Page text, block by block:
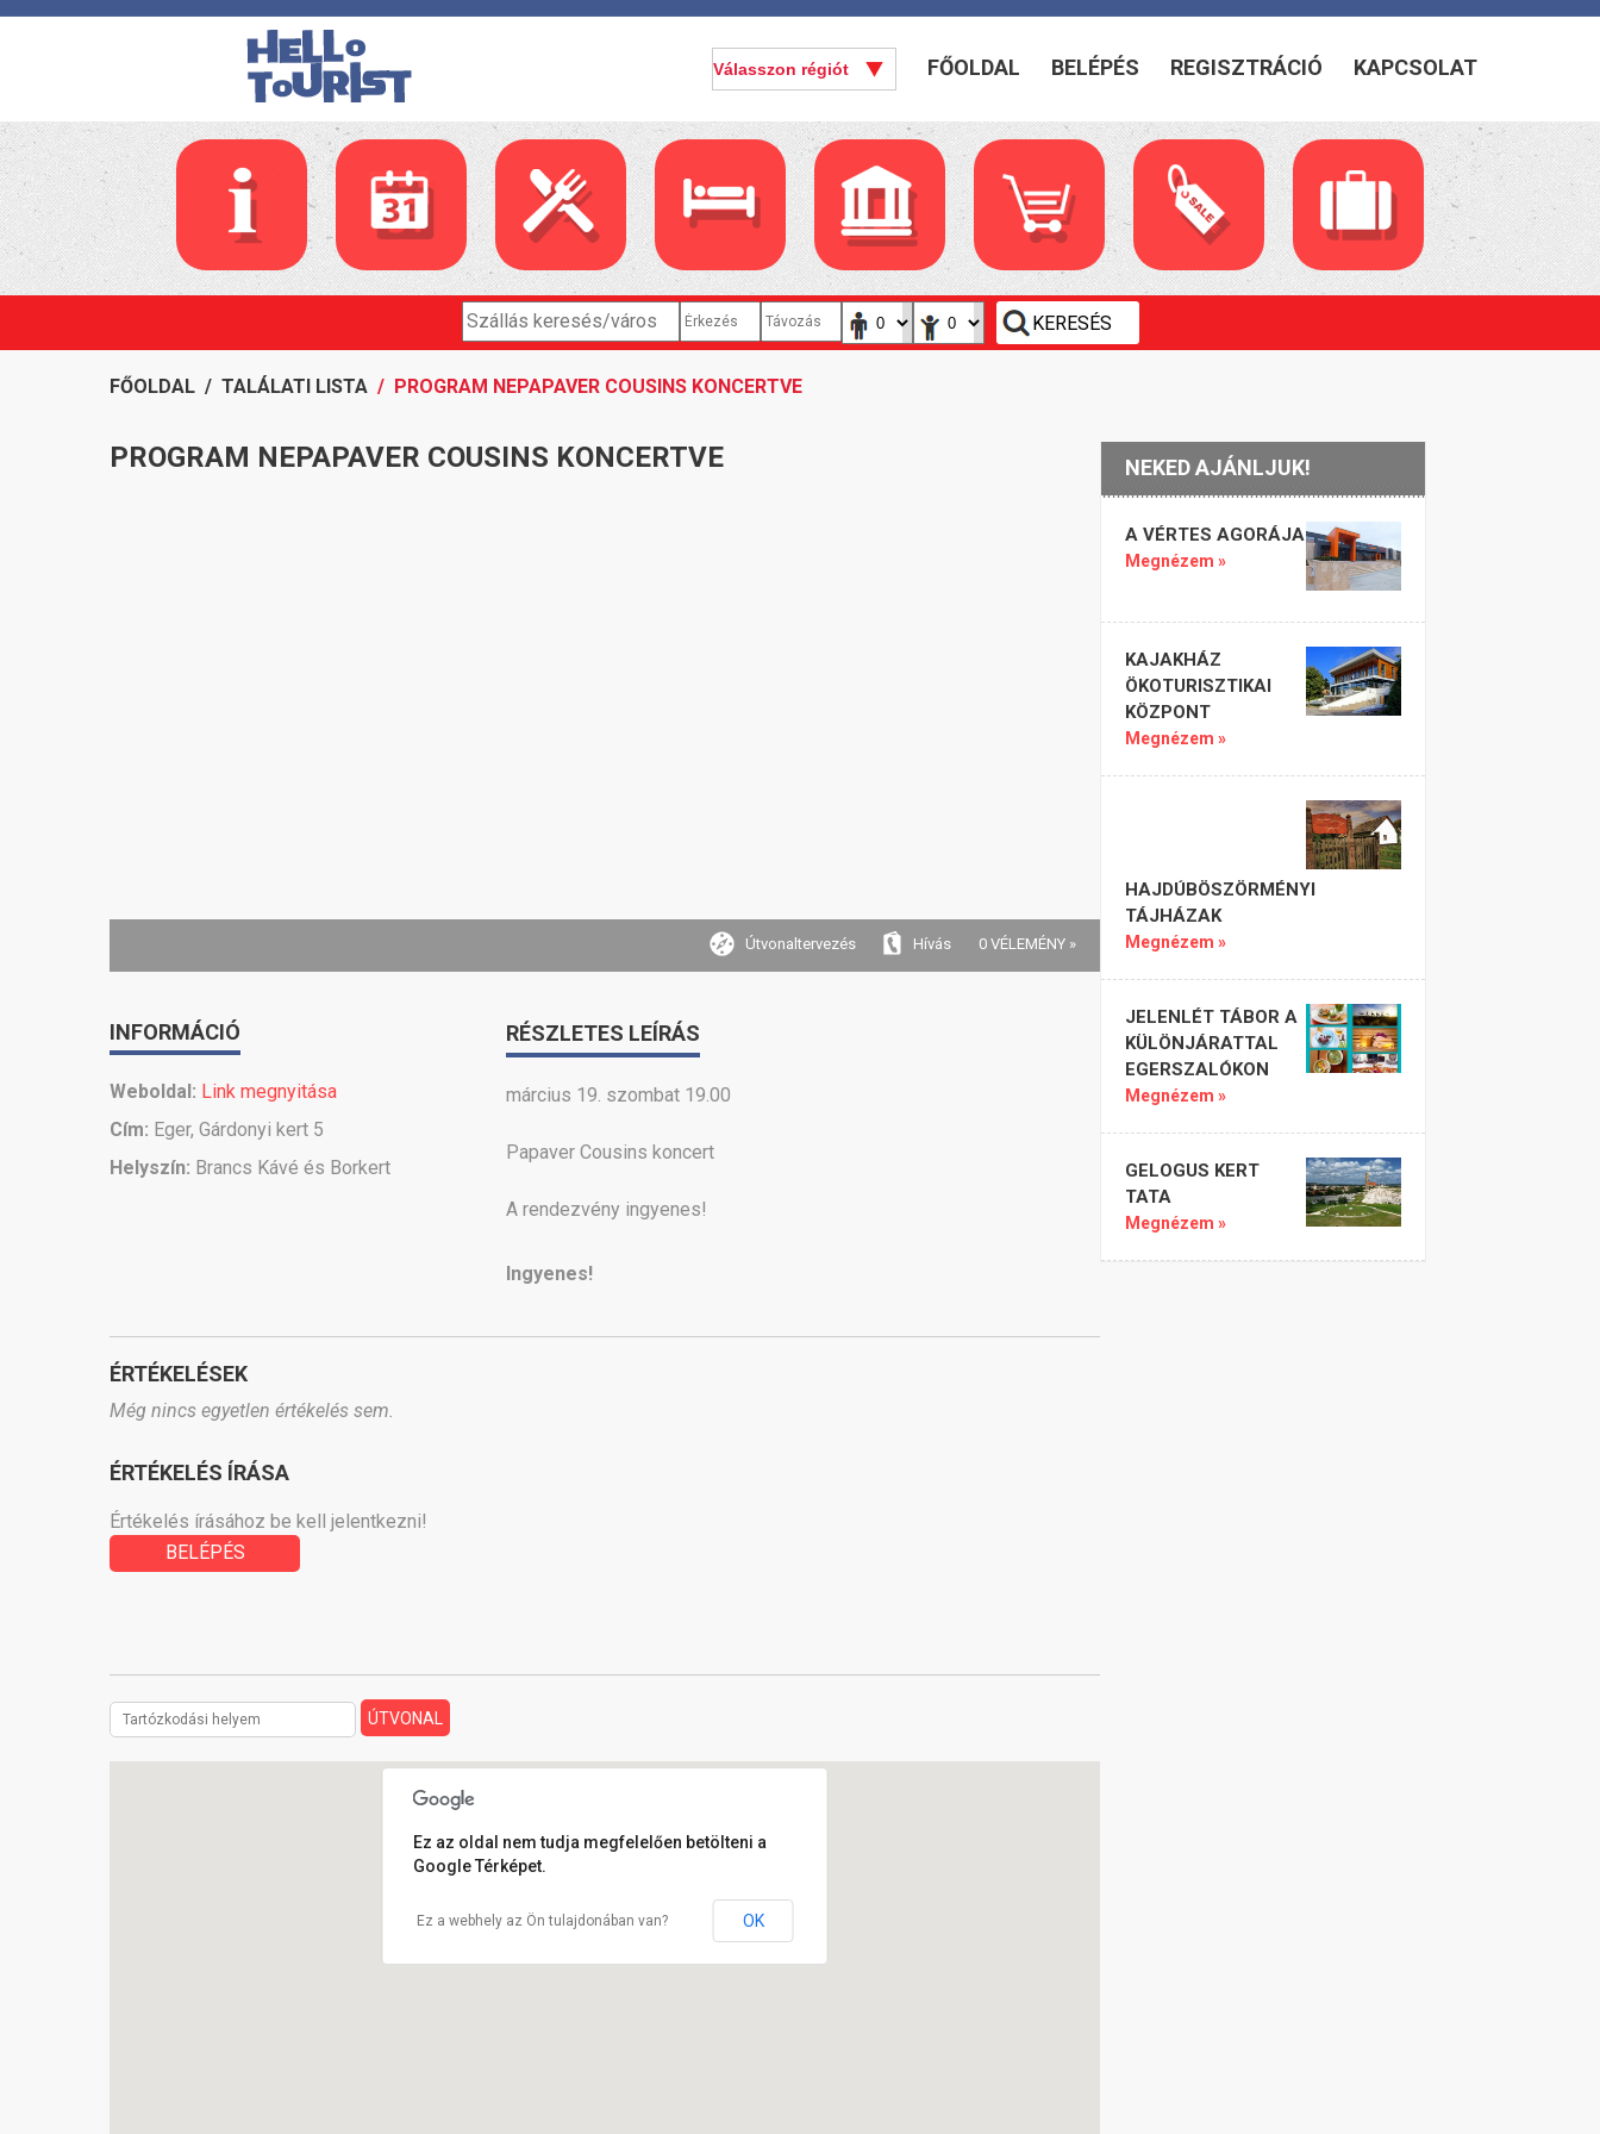
FŐOLDAL BELÉPÉS REGISZTRÁCIÓ KAPCSOLAT
FŐOLDAL / TALÁLATI LISTA / PROGRAM NEPAPAVER COUSINS KONCERTVE
PROGRAM NEPAPAVER COUSINS KONCERTVE
Útvonaltervezés Hívás 0 VÉLEMÉNY »
INFORMÁCIÓ
Weboldal: Link megnyitása
Cím: Eger, Gárdonyi kert 5
Helyszín: Brancs Kávé és Borkert
RÉSZLETES LEÍRÁS
március 19. szombat 19.00
Papaver Cousins koncert
A rendezvény ingyenes!
Ingyenes!
ÉRTÉKELÉSEK
Még nincs egyetlen értékelés sem.
ÉRTÉKELÉS ÍRÁSA
Értékelés írásához be kell jelentkezni!
BELÉPÉS
Ez az oldal nem tudja megfelelően betölteni a
Google Térképet.
Ez a webhely az Ön tulajdonában van? OK
NEKED AJÁNLJUK!
A VÉRTES AGORÁJA
Megnézem »
KAJAKHÁZ
ÖKOTURISZTIKAI
KÖZPONT
Megnézem »
HAJDÚBÖSZÖRMÉNYI
TÁJHÁZAK
Megnézem »
JELENLÉT TÁBOR A
KÜLÖNJÁRATTAL
EGERSZALÓKON
Megnézem »
GELOGUS KERT
TATA
Megnézem »